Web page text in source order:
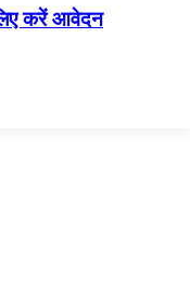
करें आवेदन